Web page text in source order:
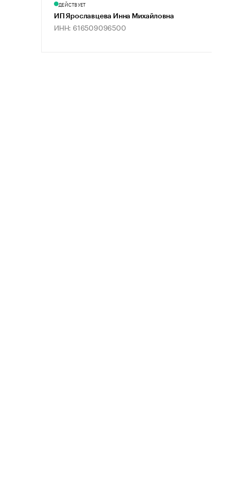
ДЕЙСТВУЕТ
ИП Ярославцева Инна Михайловна
ИНН: 616509096500